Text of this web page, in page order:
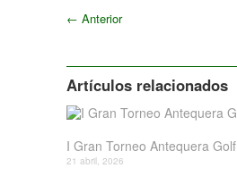
← Anterior
Artículos relacionados
I Gran Torneo Antequera Golf
21 abril, 2026